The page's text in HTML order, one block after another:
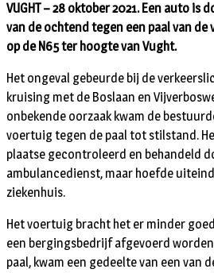
VUGHT – 28 oktober 2021. Een auto is
van de ochtend tegen een paal van
op de N65 ter hoogte van Vught.
Het ongeval gebeurde bij de
kruising met de Boslaan en
onbekende oorzaak kwam de
voertuig tegen de paal tot stilstand.
plaatse gecontroleerd en behandeld
ambulancedienst, maar hoefde
ziekenhuis.
Het voertuig bracht het er minder
een bergingsbedrijf afgevoerd
paal, kwam een gedeelte van een van